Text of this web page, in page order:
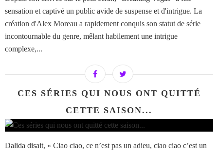
sensation et captivé un public avide de suspense et d'intrigue. La
création d'Alex Moreau a rapidement conquis son statut de série
incontournable du genre, mêlant habilement une intrigue
complexe,...
CES SÉRIES QUI NOUS ONT QUITTÉ
CETTE SAISON...
Dalida disait, « Ciao ciao, ce n’est pas un adieu, ciao ciao c’est un